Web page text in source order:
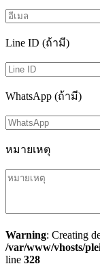
Line ID (ถ้ามี)
WhatsApp (ถ้ามี)
หมายเหตุ
Warning: Creating
/var/www/vhosts/
line 328